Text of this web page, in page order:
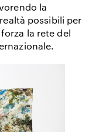
la
possibili per
la rete del